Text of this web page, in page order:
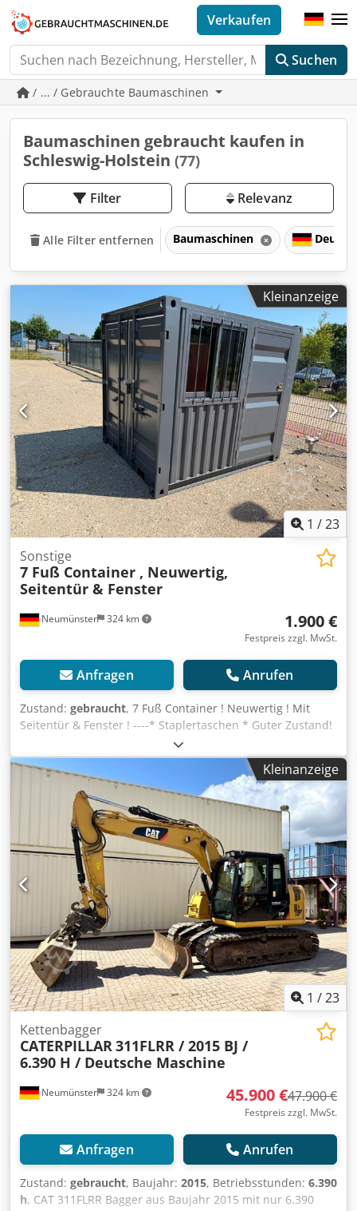
Suchen
Verkaufen
/ ... / Gebrauchte Baumaschinen
Baumaschinen gebraucht kaufen in
Schleswig-Holstein (77)
Filter Relevanz
Alle Filter entfernen Baumaschinen
Kleinanzeige
1 /23
Neumünster 324 km
Sonstige
7 Fuß Container , Neuwertig,
Seitentür & Fenster
1.900 €
Festpreis zzgl. MwSt.
Anfragen Anrufen
Zustand: gebraucht, 7 Fuß Container ! Neuwertig ! Mit
Seitentür & Fenster ! ----* Staplertaschen * Guter Zustand!
Neuwertig ! Nur 1 x benutzt ! * Mit Seitentür & Fenster *
Farbe: Anthrazit * Preis ab 24601 Stolpe, DE : 1.900 Euro,
netto + 19 % MwSt. ----Für weitere Fragen bitte anrufen:
For more question please call: Codpfx Aszq Tuajmuorf Erik
Kortum: Whats App ?Alle Angaben ohne Gewähr und
Garantie, Irrtümer und Zwischenverkauf vorbehalten. ?
Kleinanzeige
1 /23
Neumünster 324 km
Kettenbagger
CATERPILLAR 311FLRR / 2015 BJ /
6.390 H / Deutsche Maschine
45.900 €47.900 €
Festpreis zzgl. MwSt.
Anfragen Anrufen
Zustand: gebraucht, Baujahr: 2015, Betriebsstunden: 6.390
h, CAT 311FLRR Bagger aus Baujahr 2015 mit nur 6.390